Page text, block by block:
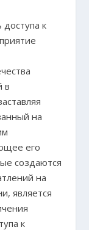
к
в
на
его
создаются
на
является
к